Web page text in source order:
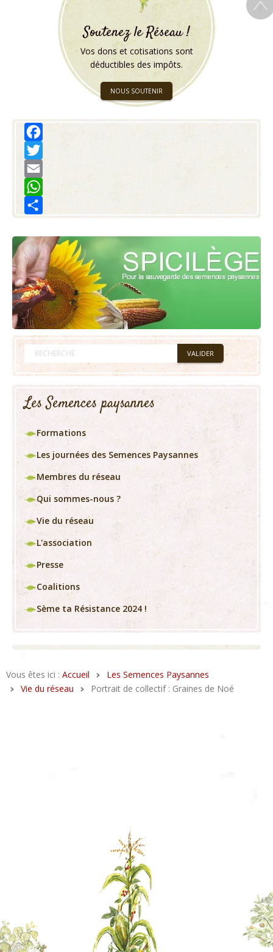
Soutenez le Réseau !
Vos dons et cotisations sont
déductibles des impôts.
NOUS SOUTENIR
Facebook
Twitter
Email
WhatsApp
Les Semences paysannes
Formations
Les journées des Semences Paysannes
Membres du réseau
Qui sommes-nous ?
Vie du réseau
L'association
Presse
Coalitions
Sème ta Résistance 2024 !
Vous êtes ici : Accueil
Les Semences Paysannes
Vie du réseau
Portrait de collectif : Graines de Noé